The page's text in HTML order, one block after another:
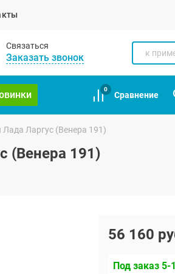
Связаться
Заказать звонок
0
Сравнение
Ларгус (Венера 191)
(Венера 191)
56 160
Под заказ 5-